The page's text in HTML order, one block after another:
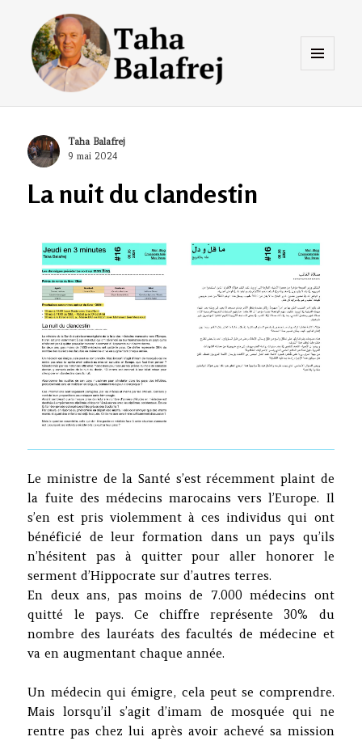
Taha Balafrej Blog
Author
Taha Balafrej
Posted
9 mai 2024
La nuit du clandestin
Le ministre de la Santé s’est récemment plaint de
la fuite des médecins marocains vers l’Europe. Il
s’en est pris violemment à ces individus qui ont
bénéficié de leur formation dans un pays qu’ils
n’hésitent pas à quitter pour aller honorer le
serment d’Hippocrate sur d’autres terres.
En deux ans, pas moins de 7.000 médecins ont
quitté le pays. Ce chiffre représente 30% du
nombre des lauréats des facultés de médecine et
va en augmentant chaque année.
Un médecin qui émigre, cela peut se comprendre.
Mais lorsqu’il s’agit d’imam de mosquée qui ne
rentre pas chez lui après avoir achevé sa mission